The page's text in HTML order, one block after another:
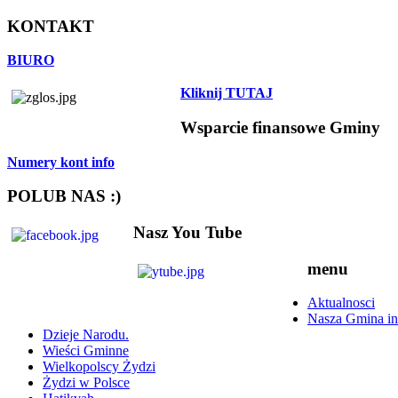
KONTAKT
BIURO
Kliknij TUTAJ
Wsparcie finansowe Gminy
Numery kont info
POLUB NAS :)
Nasz You Tube
menu
Aktualnosci
Nasza Gmina
Dzieje Narodu.
Wieści Gminne
Wielkopolscy Żydzi
Żydzi w Polsce